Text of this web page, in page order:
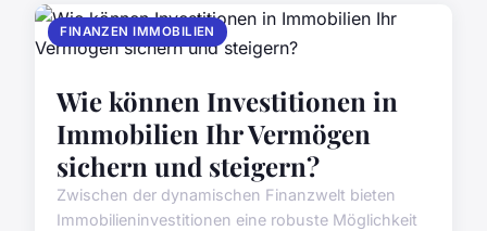
FINANZEN IMMOBILIEN
Wie können Investitionen in
Immobilien Ihr Vermögen
sichern und steigern?
Zwischen der dynamischen Finanzwelt bieten
Immobilieninvestitionen eine robuste Möglichkeit